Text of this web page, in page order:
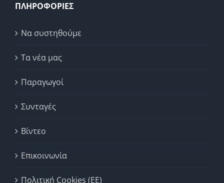
ΠΛΗΡΟΦΟΡΙΕΣ
Να συστηθούμε
Τα νέα μας
Παραγωγοί
Συνταγές
Βίντεο
Επικοινωνία
Πολιτική Cookies (ΕΕ)